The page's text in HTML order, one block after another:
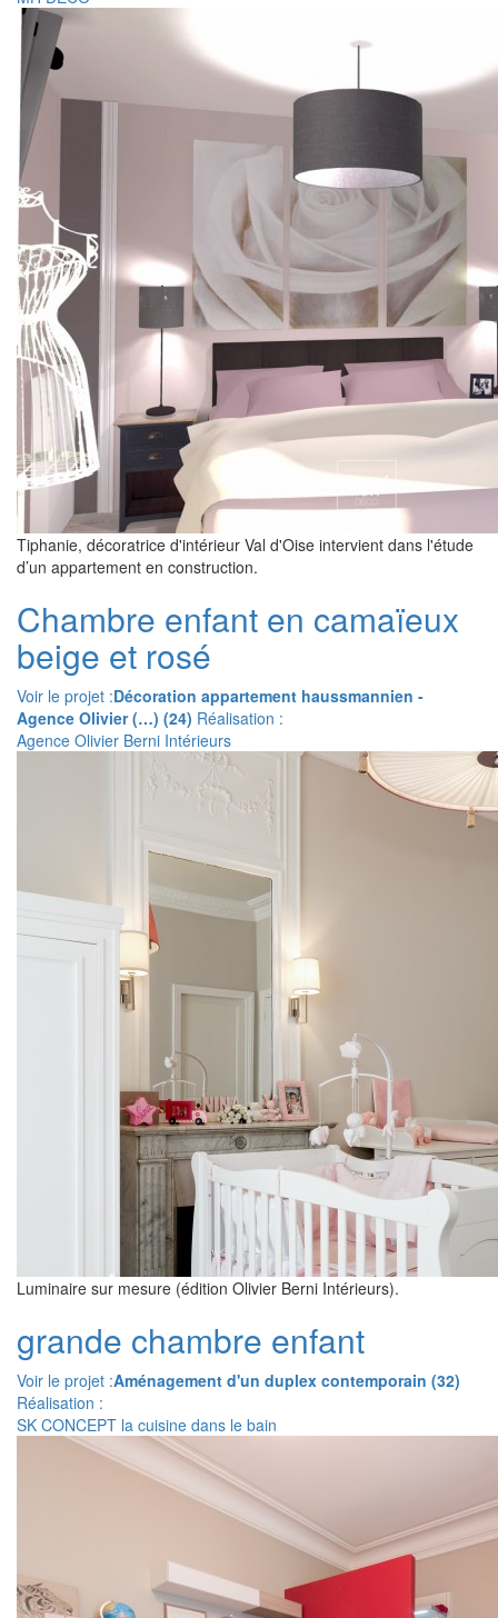
Tiphanie, décoratrice d'intérieur Val d'Oise intervient dans l'étude
d’un appartement en construction.
Chambre enfant en camaïeux
beige et rosé
Voir le projet :Décoration appartement haussmannien -
Agence Olivier (…) (24) Réalisation :
Agence Olivier Berni Intérieurs
Luminaire sur mesure (édition Olivier Berni Intérieurs).
grande chambre enfant
Voir le projet :Aménagement d'un duplex contemporain (32)
Réalisation :
SK CONCEPT la cuisine dans le bain